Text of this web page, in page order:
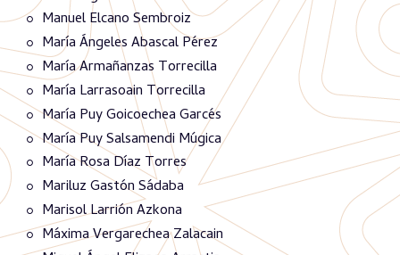
Manuel Elcano Sembroiz
María Ángeles Abascal Pérez
María Armañanzas Torrecilla
María Larrasoain Torrecilla
María Puy Goicoechea Garcés
María Puy Salsamendi Múgica
María Rosa Díaz Torres
Mariluz Gastón Sádaba
Marisol Larrión Azkona
Máxima Vergarechea Zalacain